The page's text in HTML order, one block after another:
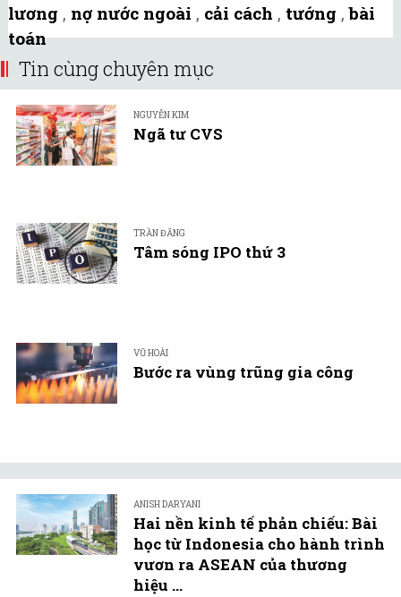
lương , nợ nước ngoài , cải cách , tướng ,bài
toán
Tin cùng chuyên mục
NGUYỄN KIM
Ngã tư CVS
TRẦN ĐĂNG
Tâm sóng IPO thứ 3
VŨ HOÀI
Bước ra vùng trũng gia công
ANISH DARYANI
Hai nền kinh tế phản chiếu: Bài
học từ Indonesia cho hành trình
vươn ra ASEAN của thương
hiệu ...